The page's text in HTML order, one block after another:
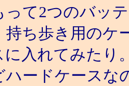
って2つのバッ
持ち歩き用のケ
に入れてみたり
ハードケースな